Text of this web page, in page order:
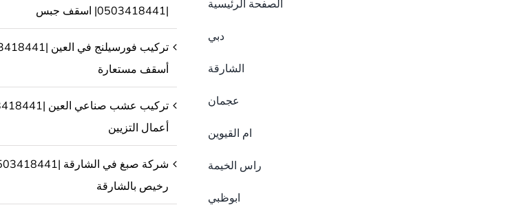
الصفحة الرئيسية
دبي
الشارقة
عجمان
ام القيوين
راس الخيمة
ابوظبي
|0503418441| اسقف جبس
أسقف مستعارة
أعمال التزيين
رخيص بالشارقة